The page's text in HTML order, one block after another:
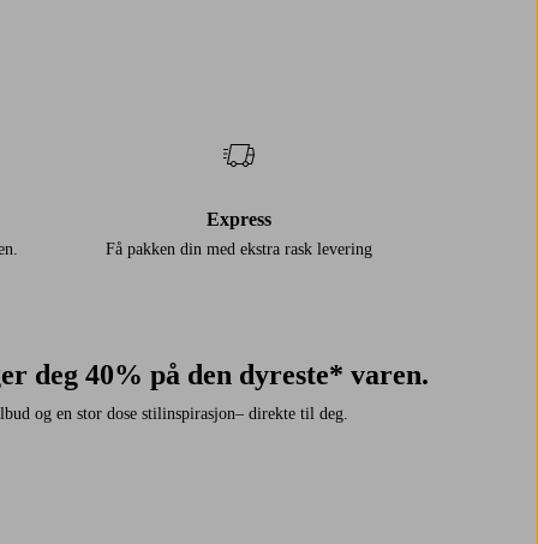
Express
Få pakken din med ekstra rask levering
deg 40% på den dyreste* varen.
og en stor dose stilinspirasjon– direkte til deg.